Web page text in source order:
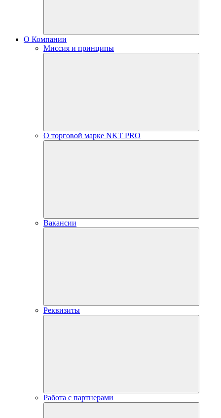
О Компании
Миссия и принципы
О торговой марке NKT PRO
Вакансии
Реквизиты
Работа с партнерами